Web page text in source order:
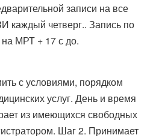
записи на все
каждый четверг.. Запись по
МРТ + 17 с до.
с условиями, порядком
услуг. День и время
из имеющихся свободных
Шаг 2. Принимает